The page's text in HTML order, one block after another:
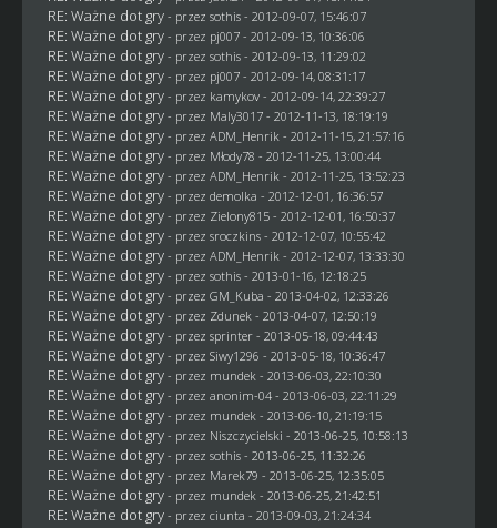
RE: Ważne dot gry - przez sothis- 2012-09-07, 15:46:07
RE: Ważne dot gry - przez pj007- 2012-09-13, 10:36:06
RE: Ważne dot gry - przez sothis- 2012-09-13, 11:29:02
RE: Ważne dot gry - przez pj007- 2012-09-14, 08:31:17
RE: Ważne dot gry - przez kamykov- 2012-09-14, 22:39:27
RE: Ważne dot gry - przez Maly3017- 2012-11-13, 18:19:19
RE: Ważne dot gry - przez ADM_Henrik - 2012-11-15, 21:57:16
RE: Ważne dot gry - przez Młody78 - 2012-11-25, 13:00:44
RE: Ważne dot gry - przez ADM_Henrik - 2012-11-25, 13:52:23
RE: Ważne dot gry - przez demolka - 2012-12-01, 16:36:57
RE: Ważne dot gry - przez Zielony815- 2012-12-01, 16:50:37
RE: Ważne dot gry - przez sroczkins- 2012-12-07, 10:55:42
RE: Ważne dot gry - przez ADM_Henrik - 2012-12-07, 13:33:30
RE: Ważne dot gry - przez sothis- 2013-01-16, 12:18:25
RE: Ważne dot gry - przez GM_Kuba - 2013-04-02, 12:33:26
RE: Ważne dot gry - przez Zdunek - 2013-04-07, 12:50:19
RE: Ważne dot gry - przez sprinter - 2013-05-18, 09:44:43
RE: Ważne dot gry - przez Siwy1296 - 2013-05-18, 10:36:47
RE: Ważne dot gry - przez mundek - 2013-06-03, 22:10:30
RE: Ważne dot gry - przez anonim-04 - 2013-06-03, 22:11:29
RE: Ważne dot gry - przez mundek - 2013-06-10, 21:19:15
RE: Ważne dot gry - przez Niszczycielski - 2013-06-25, 10:58:13
RE: Ważne dot gry - przez sothis- 2013-06-25, 11:32:26
RE: Ważne dot gry - przez Marek79 - 2013-06-25, 12:35:05
RE: Ważne dot gry - przez mundek - 2013-06-25, 21:42:51
RE: Ważne dot gry - przez ciunta - 2013-09-03, 21:24:34